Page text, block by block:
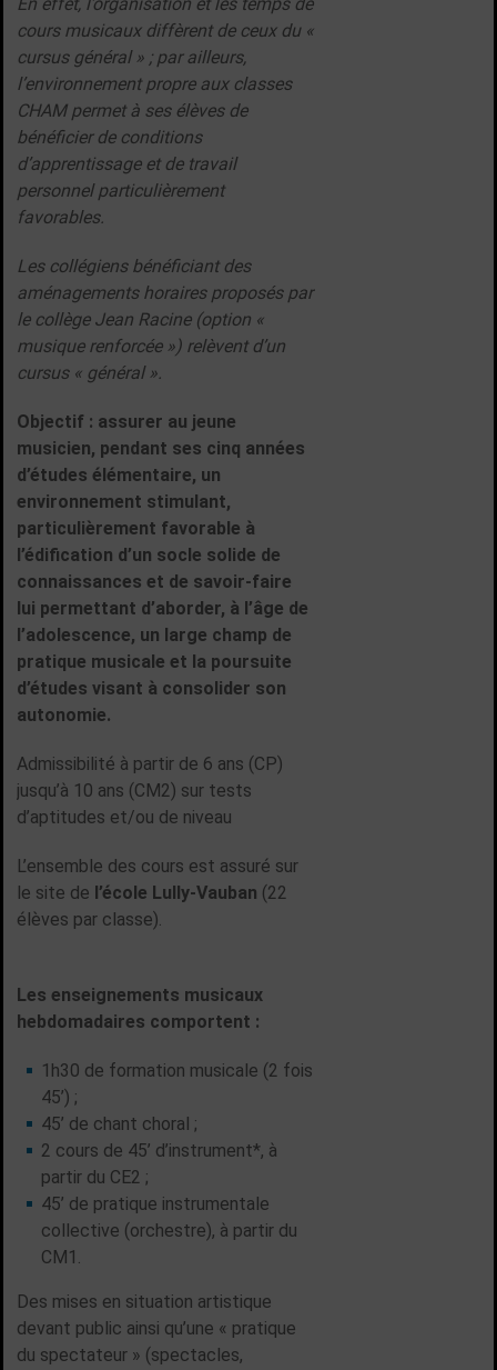
cours musicaux diffèrent de ceux du «
cursus général » ; par ailleurs,
l’environnement propre aux classes
CHAM permet à ses élèves de
bénéficier de conditions
d’apprentissage et de travail
personnel particulièrement
favorables.
Les collégiens bénéficiant des
aménagements horaires proposés par
le collège Jean Racine (option «
musique renforcée ») relèvent d’un
cursus « général ».
Objectif : assurer au jeune
musicien, pendant ses cinq années
d’études élémentaire, un
environnement stimulant,
particulièrement favorable à
l’édification d’un socle solide de
connaissances et de savoir-faire
lui permettant d’aborder, à l’âge de
l’adolescence, un large champ de
pratique musicale et la poursuite
d’études visant à consolider son
autonomie.
Admissibilité à partir de 6 ans (CP)
jusqu’à 10 ans (CM2) sur tests
d’aptitudes et/ou de niveau
L’ensemble des cours est assuré sur
le site de l’école Lully-Vauban (22
élèves par classe).
Les enseignements musicaux
hebdomadaires comportent :
1h30 de formation musicale (2 fois
45’) ;
45’ de chant choral ;
2 cours de 45’ d’instrument*, à
partir du CE2 ;
45’ de pratique instrumentale
collective (orchestre), à partir du
CM1.
Des mises en situation artistique
devant public ainsi qu’une « pratique
du spectateur » (spectacles,